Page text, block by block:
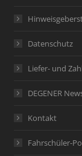
Datenschutz
Liefer- und
DEGENER
Kontakt
Fahrschüler-